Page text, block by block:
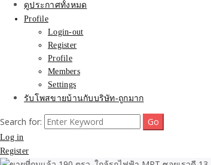
ดูประกาศทั้งหมด
Profile
Login-out
Register
Profile
Members
Settings
รับโพสขายบ้านกับบริษัท-ถูกมาก
Search for:
Log in
Register